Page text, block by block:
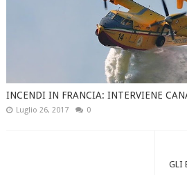
INCENDI IN FRANCIA: INTERVIENE
Luglio 26, 2017 0
GLI